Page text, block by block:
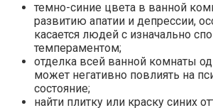
темно-синие цвета в ванной
развитию апатии и депрессии,
касается людей с изначально
темпераментом;
отделка всей ванной комнаты
может негативно повлиять на
состояние;
найти плитку или краску синих